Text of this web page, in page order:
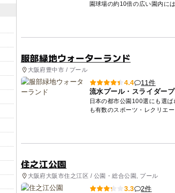
園球場の約10倍の広い園内に
服部緑地ウォーターランド
大阪府豊中市 / プール
4.4
11件
流水プール・スライダー
日本の都市公園100選にも選ばれ
も有数のスポーツ・レクリエ
住之江公園
大阪府大阪市住之江区 / 公園・総合公園, プール
3.3
2件